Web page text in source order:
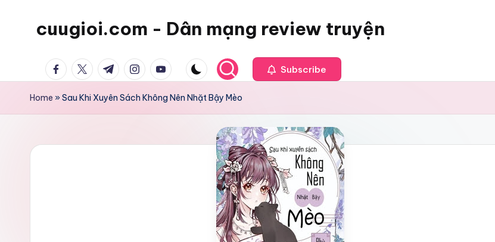
cuugioi.com - Dân mạng review truyện
facebook.com
twitter.com
t.me instagram.com
youtube.com Subscribe
Home »Sau Khi Xuyên Sách Không Nên Nhặt Bậy Mèo